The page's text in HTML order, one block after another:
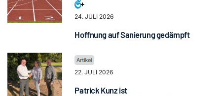
24. JULI 2026
Hoffnung auf Sanierung gedämpft
22. JULI 2026
Patrick Kunz ist